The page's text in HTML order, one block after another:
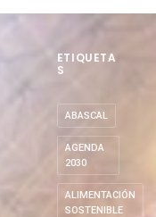
ETIQUETA
S
ABASCAL
AGENDA
2030
ALIMENTACIÓN
SOSTENIBLE